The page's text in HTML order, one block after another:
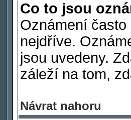
Co to jsou
Oznámení
nejdříve.
jsou uvedeny.
záleží na tom,
Návrat nahoru